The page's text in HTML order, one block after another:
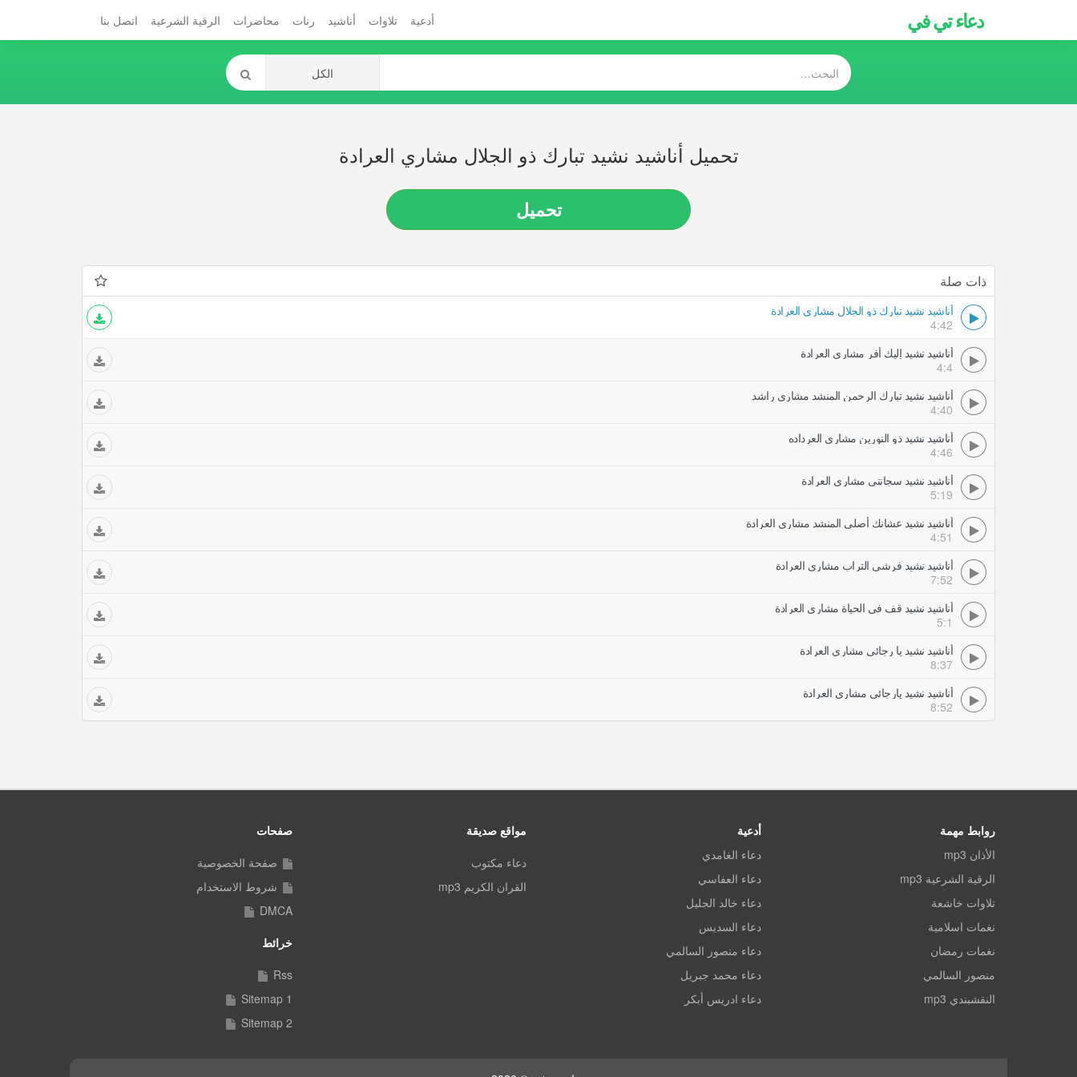
دعاء تي في أدعية تلاوات أناشيد رنات محاضرات الرقية الشرعية اتصل بنا
تحميل أناشيد نشيد تبارك ذو الجلال مشاري العرادة
تحميل
ذات صلة
أناشيد نشيد تبارك ذو الجلال مشاري العرادة
4:42
أناشيد نشيد إليك أفر مشاري العرادة
4:4
أناشيد نشيد تبارك الرحمن المنشد مشاري راشد
4:40
أناشيد نشيد ذو النورين مشاري العرداده
4:46
أناشيد نشيد سجانتي مشاري العرادة
5:19
أناشيد نشيد عشانك أصلي المنشد مشاري العرادة
4:51
أناشيد نشيد فرشي التراب مشاري العرادة
7:52
أناشيد نشيد قف في الحياة مشاري العرادة
5:1
أناشيد نشيد يا رجائي مشاري العرادة
8:37
أناشيد نشيد يارجائي مشاري العرادة
8:52
روابط مهمة
الأذان mp3
الرقية الشرعية mp3
تلاوات خاشعة
نغمات اسلامية
نغمات رمضان
منصور السالمي
النقشبندي mp3
أدعية
دعاء الغامدي
دعاء العفاسي
دعاء خالد الجليل
دعاء السديس
دعاء منصور السالمي
دعاء محمد جبريل
دعاء ادريس أبكر
مواقع صديقة
دعاء مكتوب
القران الكريم mp3
صفحات
صفحة الخصوصية
شروط الاستخدام
DMCA
خرائط
Rss
Sitemap 1
Sitemap 2